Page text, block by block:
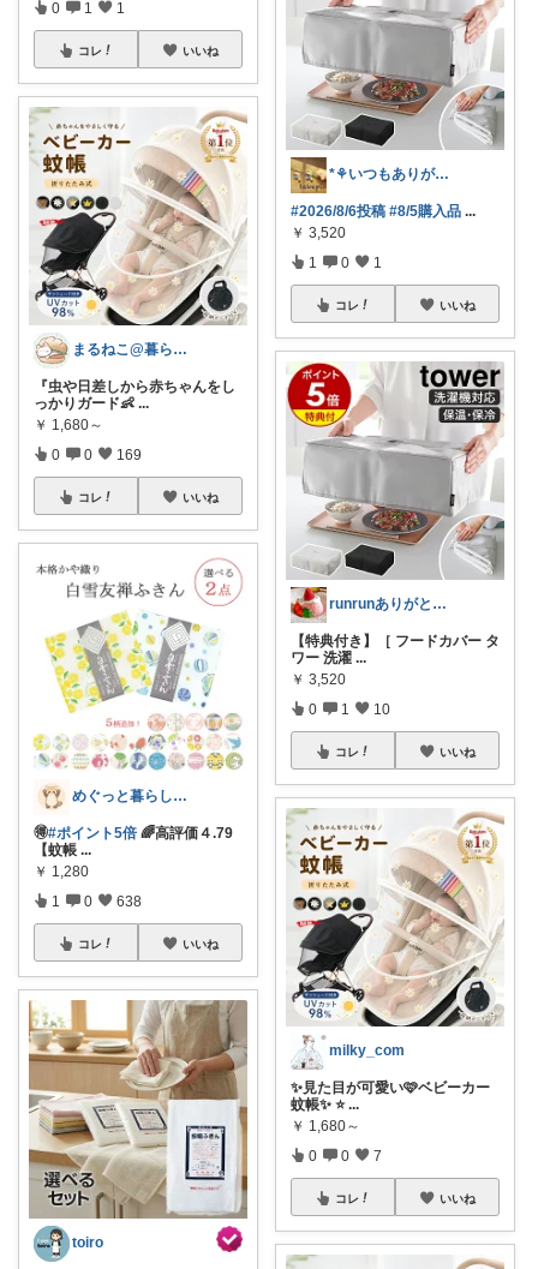
0 1 1
コレ いいね
まるねこ@暮らしと子育て🐈️🌸
『虫や日差しから赤ちゃんをし
っかりガード👶 ...
￥ 1,680～
0 0 169
コレ いいね
めぐっと暮らし🍋朝コレ&いいね周り
🉐#ポイント5倍 🌈高評価４.79
【蚊帳 ...
￥ 1,280
1 0 638
コレ いいね
toiro
*⚘いつもありがとうございます🐖⚘*
#2026/8/6投稿 #8/5購入品 ...
￥ 3,520
1 0 1
コレ いいね
runrunありがとう( ◠‿◠ )
【特典付き】［ フードカバー タ
ワー 洗濯 ...
￥ 3,520
0 1 10
コレ いいね
milky_com
✨見た目が可愛い🩷ベビーカー
蚊帳✨ ⭐ ...
￥ 1,680～
0 0 7
コレ いいね